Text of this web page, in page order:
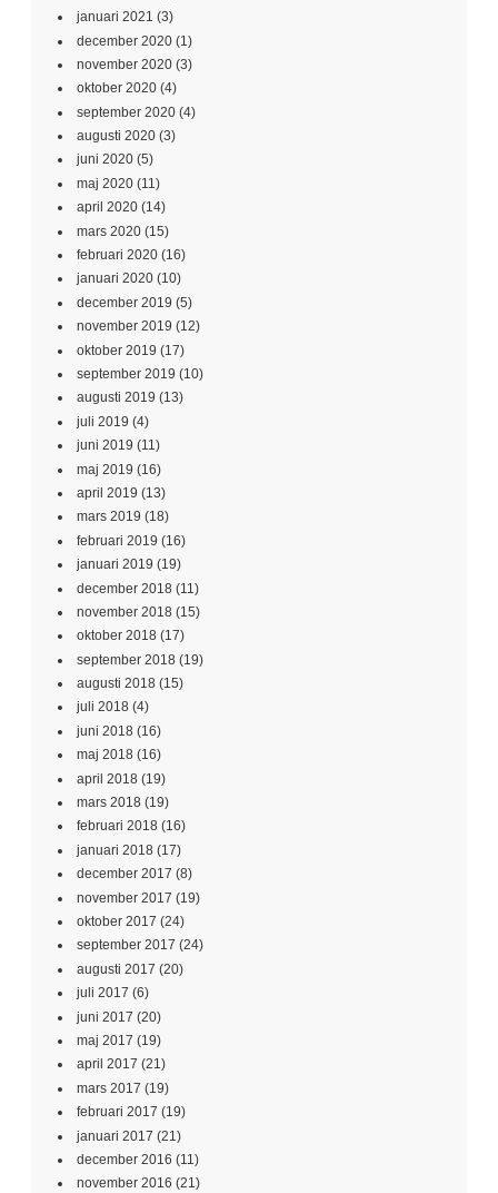
januari 2021 (3)
december 2020 (1)
november 2020 (3)
oktober 2020 (4)
september 2020 (4)
augusti 2020 (3)
juni 2020 (5)
maj 2020 (11)
april 2020 (14)
mars 2020 (15)
februari 2020 (16)
januari 2020 (10)
december 2019 (5)
november 2019 (12)
oktober 2019 (17)
september 2019 (10)
augusti 2019 (13)
juli 2019 (4)
juni 2019 (11)
maj 2019 (16)
april 2019 (13)
mars 2019 (18)
februari 2019 (16)
januari 2019 (19)
december 2018 (11)
november 2018 (15)
oktober 2018 (17)
september 2018 (19)
augusti 2018 (15)
juli 2018 (4)
juni 2018 (16)
maj 2018 (16)
april 2018 (19)
mars 2018 (19)
februari 2018 (16)
januari 2018 (17)
december 2017 (8)
november 2017 (19)
oktober 2017 (24)
september 2017 (24)
augusti 2017 (20)
juli 2017 (6)
juni 2017 (20)
maj 2017 (19)
april 2017 (21)
mars 2017 (19)
februari 2017 (19)
januari 2017 (21)
december 2016 (11)
november 2016 (21)